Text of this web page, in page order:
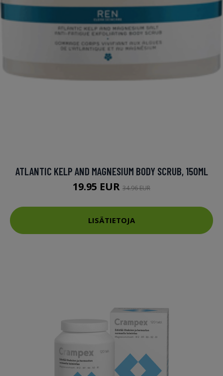
ATLANTIC KELP AND MAGNESIUM BODY SCRUB, 150ML
19.95 EUR 34.96 EUR
LISÄTIETOJA